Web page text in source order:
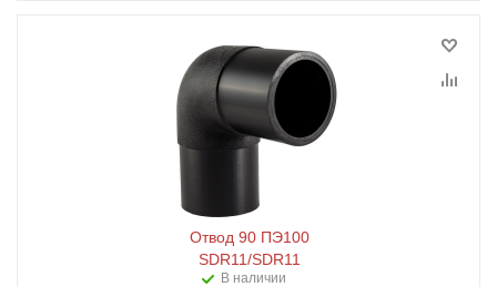
Отвод 90 ПЭ100
SDR11/SDR11
В наличии